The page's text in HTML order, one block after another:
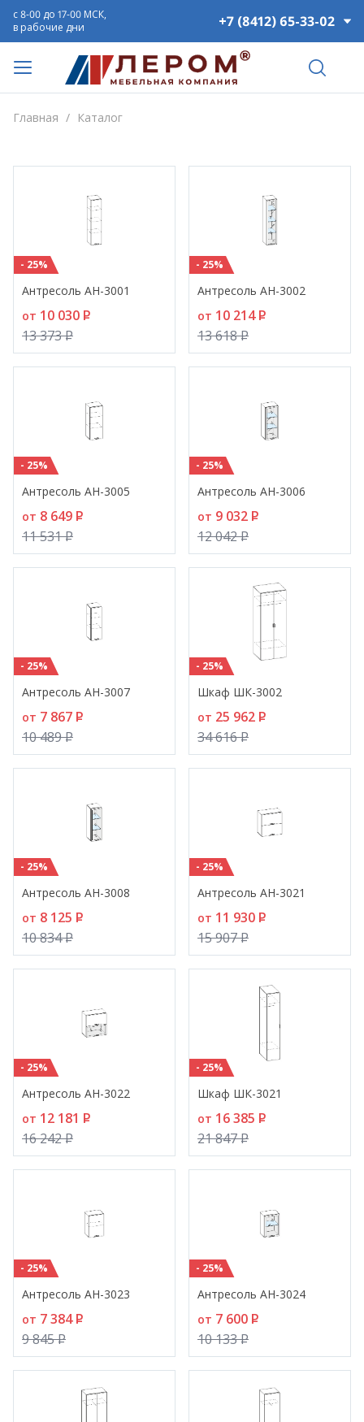
+7 (8412) 65-33-02
с 8-00 до 17-00 МСК,
в рабочие дни
Главная / Каталог
- 25%
Антресоль АН-3001
от 10 030 P
13 373P
- 25%
Антресоль АН-3002
от 10 214P
13 618P
- 25%
Антресоль АН-3005
от 8 649 P
11 531P
- 25%
Антресоль АН-3006
от 9 032 P
12 042P
- 25%
Антресоль АН-3007
от 7 867 P
10 489P
- 25%
Шкаф ШК-3002
от 25 962 P
34 616P
- 25%
Антресоль АН-3008
от 8 125 P
10 834P
- 25%
Антресоль АН-3021
от 11 930 P
15 907P
- 25%
Антресоль АН-3022
от 12 181 P
16 242P
- 25%
Шкаф ШК-3021
от 16 385 P
21 847P
- 25%
Антресоль АН-3023
от 7 384P
9 845P
- 25%
Антресоль АН-3024
от 7 600 P
10 133P